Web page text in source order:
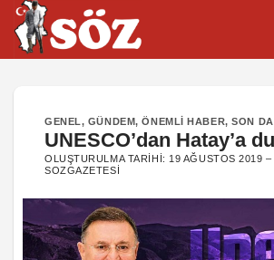
İçeriğe
atla
GENEL, GÜNDEM,ÖNEMLI HABER,SON
UNESCO’dan Hatay’a
OLUŞTURULMA TARIHI: 19 AĞUSTOS 2019
SOZGAZETESI